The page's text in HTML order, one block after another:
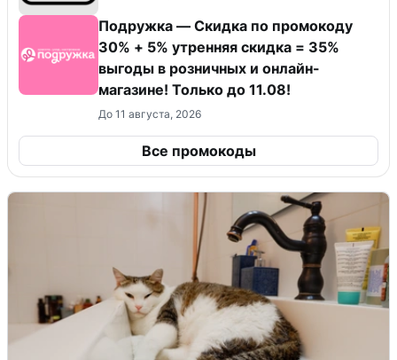
Подружка — Скидка по промокоду
30% + 5% утренняя скидка = 35%
выгоды в розничных и онлайн-
магазине! Только до 11.08!
До 11 августа, 2026
Все промокоды